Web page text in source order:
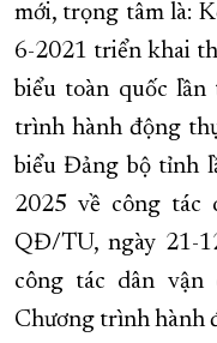
mới, trọng tâm là:
6-2021 triển khai
biểu toàn quốc
trình hành động
biểu Đảng bộ tỉnh
2025 về công tác
QĐ/TU, ngày 21-
công tác dân
Chương trình hành